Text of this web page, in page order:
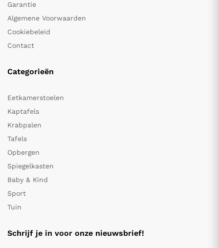
Garantie
Algemene Voorwaarden
Cookiebeleid
Contact
Categorieën
Eetkamerstoelen
Kaptafels
Krabpalen
Tafels
Opbergen
Spiegelkasten
Baby & Kind
Sport
Tuin
Schrijf je in voor onze nieuwsbrief!